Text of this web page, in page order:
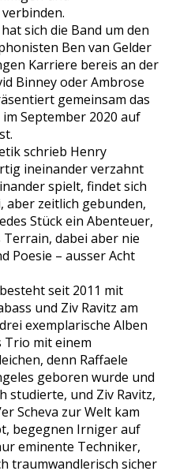
sich die Band um den
Ben van Gelder
Karriere bereis an der
Binney oder Ambrose
gemeinsam das
im September 2020 auf
schrieb Henry
ineinander verzahnt
spielt, findet sich
aber zeitlich gebunden,
Stuck ein Abenteuer,
dabei aber nie
Poesie – ausser Acht
seit 2011 mit
und Ziv Ravitz am
exemplarische Alben
Trio mit einem
denn Raffaele
geboren wurde und
studierte, und Ziv Ravitz,
Scheva zur Welt kam
begegnen Irniger auf
eminente Techniker,
traumwandlerisch sicher